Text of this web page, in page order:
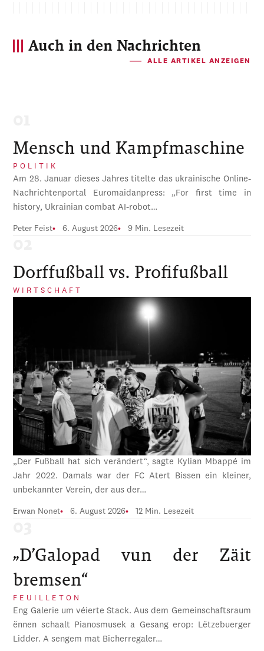
Auch in den Nachrichten
ALLE ARTIKEL ANZEIGEN
Mensch und Kampfmaschine
POLITIK
Am 28. Januar dieses Jahres titelte das ukrainische Online-
Nachrichtenportal Euromaidanpress: „For first time in
history, Ukrainian combat AI-robot…
Peter Feist 6. August 2026 9 Min. Lesezeit
Dorffußball vs. Profifußball
WIRTSCHAFT
„Der Fußball hat sich verändert“, sagte Kylian Mbappé im
Jahr 2022. Damals war der FC Atert Bissen ein kleiner,
unbekannter Verein, der aus der…
Erwan Nonet 6. August 2026 12 Min. Lesezeit
„D’Galopad vun der Zäit
bremsen“
FEUILLETON
Eng Galerie um véierte Stack. Aus dem Gemeinschaftsraum
ënnen schaalt Pianosmusek a Gesang erop: Lëtzebuerger
Lidder. A sengem mat Bicherregaler…